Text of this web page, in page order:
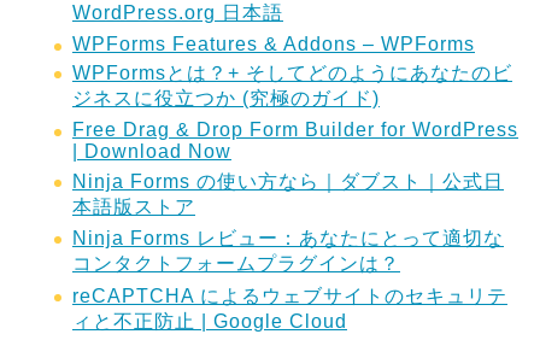
WordPress.org 日本語
WPForms Features & Addons – WPForms
WPFormsとは？+ そしてどのようにあなたのビ
ジネスに役立つか (究極のガイド)
Free Drag & Drop Form Builder for WordPress
| Download Now
Ninja Forms の使い方なら｜ダブスト｜公式日
本語版ストア
Ninja Forms レビュー：あなたにとって適切な
コンタクトフォームプラグインは？
reCAPTCHA によるウェブサイトのセキュリテ
ィと不正防止 | Google Cloud